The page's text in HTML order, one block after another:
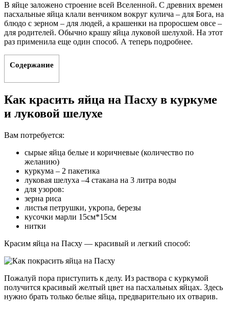
В яйце заложено строение всей Вселенной. С древних времен
пасхальные яйца клали венчиком вокруг кулича – для Бога, на
блюдо с зерном – для людей, а крашенки на проросшем овсе –
для родителей. Обычно крашу яйца луковой шелухой. На этот
раз применила еще один способ. А теперь подробнее.
Содержание
Как красить яйца на Пасху в куркуме
и луковой шелухе
Вам потребуется:
сырые яйца белые и коричневые (количество по
желанию)
куркума – 2 пакетика
луковая шелуха –4 стакана на 3 литра воды
для узоров:
зерна риса
листья петрушки, укропа, березы
кусочки марли 15см*15см
нитки
Красим яйца на Пасху — красивый и легкий способ:
Пожалуй пора приступить к делу. Из раствора с куркумой
получится красивый желтый цвет на пасхальных яйцах. Здесь
нужно брать только белые яйца, предварительно их отварив.